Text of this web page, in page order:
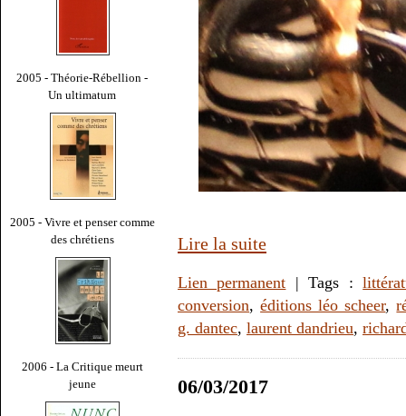
2005 - Théorie-Rébellion -
Un ultimatum
2005 - Vivre et penser comme
des chrétiens
2006 - La Critique meurt
jeune
Lire la suite
Lien permanent | Tags :
conversion,éditions léo scheer,
g. dantec, laurent dandrieu,
06/03/2017